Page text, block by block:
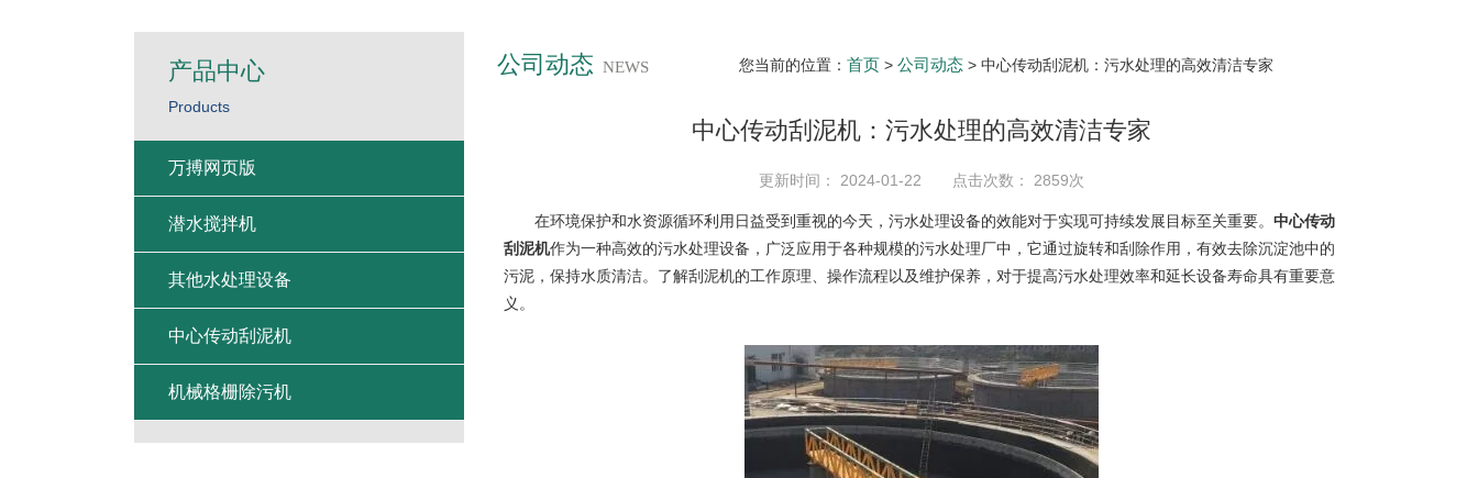
公司动态 NEWS 您当前的位置： 首页 > 公司动态 > 中心传动刮泥机：污水处理的高效清洁专家
中心传动刮泥机：污水处理的高效清洁专家
更新时间： 2024-01-22 点击次数： 2859次
在环境保护和水资源循环利用日益受到重视的今天，污水处理设备的效能对于实现可持续发展目标至关重要。 中心传动
刮泥机作为一种高效的污水处理设备，广泛应用于各种规模的污水处理厂中，它通过旋转和刮除作用，有效去除沉淀池中的
污泥，保持水质清洁。了解刮泥机的工作原理、操作流程以及维护保养，对于提高污水处理效率和延长设备寿命具有重要意
义。
产品中心
Products
万搏网页版
潜水搅拌机
其他水处理设备
中心传动刮泥机
机械格栅除污机